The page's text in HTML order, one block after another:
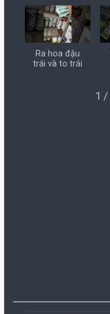
Ra hoa đậu
trái và to trái
1 /